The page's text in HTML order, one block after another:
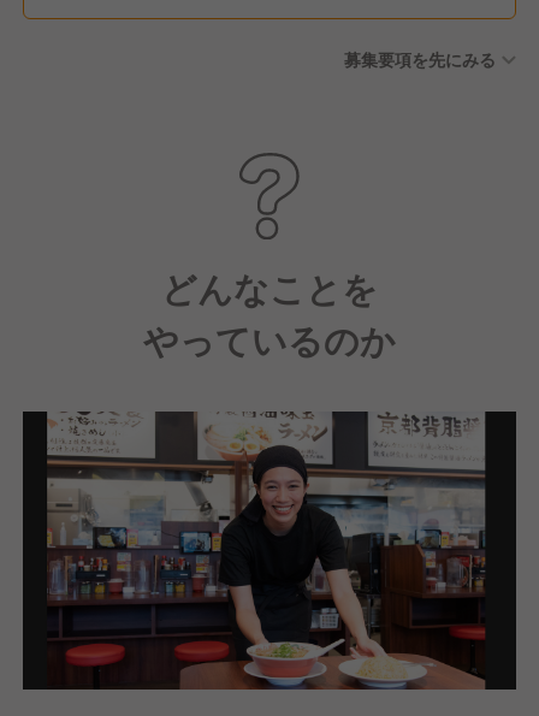
募集要項を先にみる
どんなことを
やっているのか